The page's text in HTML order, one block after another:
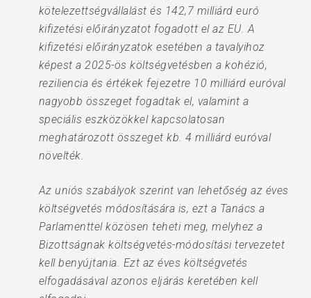
kötelezettségvállalást és 142,7 milliárd euró
kifizetési előirányzatot fogadott el az EU. A
kifizetési előirányzatok esetében a tavalyihoz
képest a 2025-ös költségvetésben a kohézió,
reziliencia és értékek fejezetre 10 milliárd euróval
nagyobb összeget fogadtak el, valamint a
speciális eszközökkel kapcsolatosan
meghatározott összeget kb. 4 milliárd euróval
növelték.
Az uniós szabályok szerint van lehetőség az éves
költségvetés módosítására is, ezt a Tanács a
Parlamenttel közösen teheti meg, melyhez a
Bizottságnak költségvetés-módosítási tervezetet
kell benyújtania. Ezt az éves költségvetés
elfogadásával azonos eljárás keretében kell